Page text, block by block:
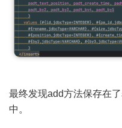
最终发现add方法保存在
中。